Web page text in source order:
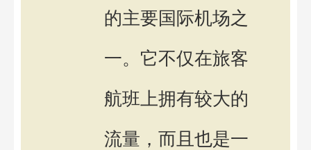
的主要国际机场之
一。它不仅在旅客
航班上拥有较大的
流量，而且也是一